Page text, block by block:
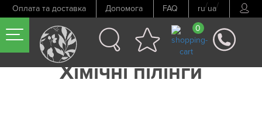
Оплата та доставка Допомога FAQ ru/ua/
0
Хімічні пілінги